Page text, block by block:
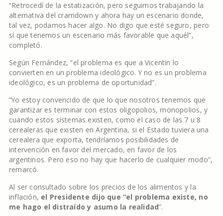
“Retrocedí de la estatización, pero seguimos trabajando la
alternativa del cramdown y ahora hay un escenario donde,
tal vez, podamos hacer algo. No digo que esté seguro, pero
sí que tenemos un escenario más favorable que aquél”,
completó.
Según Fernández, “el problema es que a Vicentin lo
convierten en un problema ideológico. Y no es un problema
ideológico, es un problema de oportunidad”.
“Yo estoy convencido de que lo que nosotros tenemos que
garantizar es terminar con estos oligopolios, monopolios, y
cuando estos sistemas existen, como el caso de las 7 u 8
cerealeras que existen en Argentina, si el Estado tuviera una
cerealera que exporta, tendríamos posibilidades de
intervención en favor del mercado, en favor de los
argentinos. Pero eso no hay que hacerlo de cualquier modo”,
remarcó.
Al ser consultado sobre los precios de los alimentos y la
inflación, el Presidente dijo que “el problema existe, no
me hago el distraído y asumo la realidad”.